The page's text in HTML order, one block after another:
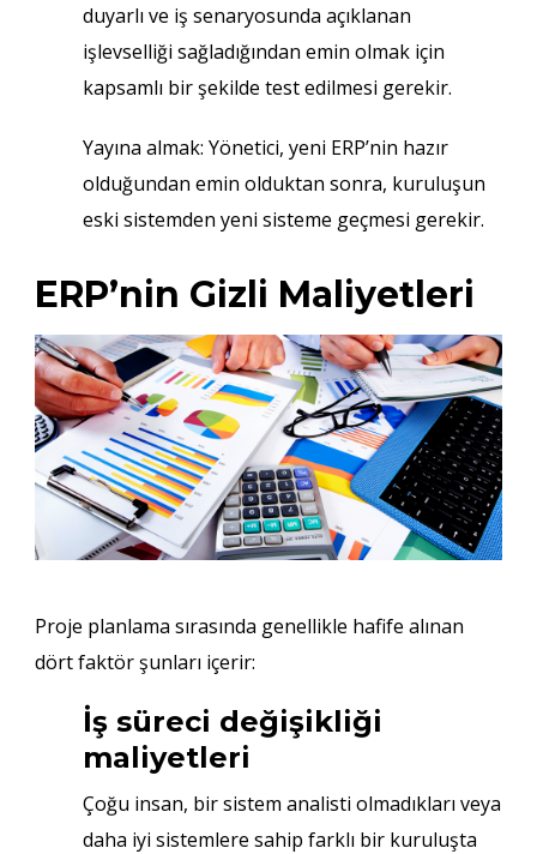
duyarlı ve iş senaryosunda açıklanan
işlevselliği sağladığından emin olmak için
kapsamlı bir şekilde test edilmesi gerekir.
Yayına almak: Yönetici, yeni ERP’nin hazır
olduğundan emin olduktan sonra, kuruluşun
eski sistemden yeni sisteme geçmesi gerekir.
ERP’nin Gizli Maliyetleri
Proje planlama sırasında genellikle hafife alınan
dört faktör şunları içerir:
İş süreci değişikliği
maliyetleri
Çoğu insan, bir sistem analisti olmadıkları veya
daha iyi sistemlere sahip farklı bir kuruluşta